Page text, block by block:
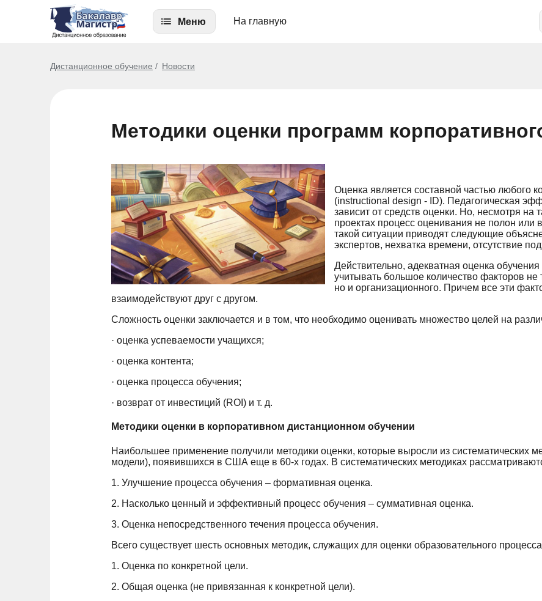
Меню На главную
Дистанционное обучение Новости
Методики оценки программ
Оценка является составной частью любого
(instructional design - ID). Педагогическая
зависит от средств оценки. Но, несмотря на
проектах процесс оценивания не полон или
такой ситуации приводят следующие
экспертов, нехватка времени, отсутствие
Действительно, адекватная оценка
учитывать большое количество факторов не
но и организационного. Причем все эти
взаимодействуют друг с другом.
Сложность оценки заключается и в том, что необходимо оценивать множество целей на
· оценка успеваемости учащихся;
· оценка контента;
· оценка процесса обучения;
· возврат от инвестиций (ROI) и т. д.
Методики оценки в корпоративном дистанционном обучении
Наибольшее применение получили методики оценки, которые выросли из систематических
модели), появившихся в США еще в 60-х годах. В систематических методиках
1. Улучшение процесса обучения – формативная оценка.
2. Насколько ценный и эффективный процесс обучения – суммативная оценка.
3. Оценка непосредственного течения процесса обучения.
Всего существует шесть основных методик, служащих для оценки образовательного
1. Оценка по конкретной цели.
2. Общая оценка (не привязанная к конкретной цели).